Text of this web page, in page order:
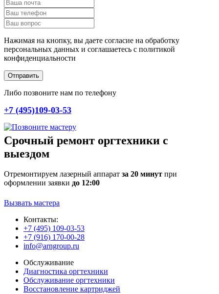
Нажимая на кнопку, вы даете согласие на обработку
персональных данных и соглашаетесь c политикой
конфиденциальности
Отправить
Либо позвоните нам по телефону
+7 (495)109-03-53
Срочный ремонт оргтехники с
выездом
Отремонтируем лазерный аппарат за 20 минут при
оформлении заявки до 12:00
Вызвать мастера
Контакты:
+7 (495) 109-03-53
+7 (916) 170-00-28
info@arngroup.ru
Обслуживание
Диагностика оргтехники
Обслуживание оргтехники
Восстановление картриджей